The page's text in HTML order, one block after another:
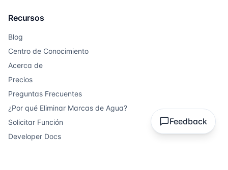
Recursos
Blog
Centro de Conocimiento
Acerca de
Precios
Preguntas Frecuentes
¿Por qué Eliminar Marcas de Agua?
Solicitar Función
Developer Docs
Feedback